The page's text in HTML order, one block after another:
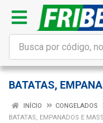
BATATAS,
INÍCIO
CONGELADOS
BATATAS, EMPANADOS E